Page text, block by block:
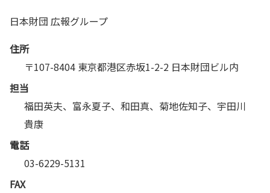
日本財団 広報グループ
住所
〒107-8404 東京都港区赤坂1-2-2 日本財団ビル内
担当
福田英夫、富永夏子、和田真、菊地佐知子、宇田川
貴康
電話
03-6229-5131
FAX